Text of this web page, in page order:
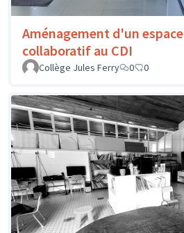
Aménagement d'un espace
collaboratif au CDI
Collège Jules Ferry
0 0